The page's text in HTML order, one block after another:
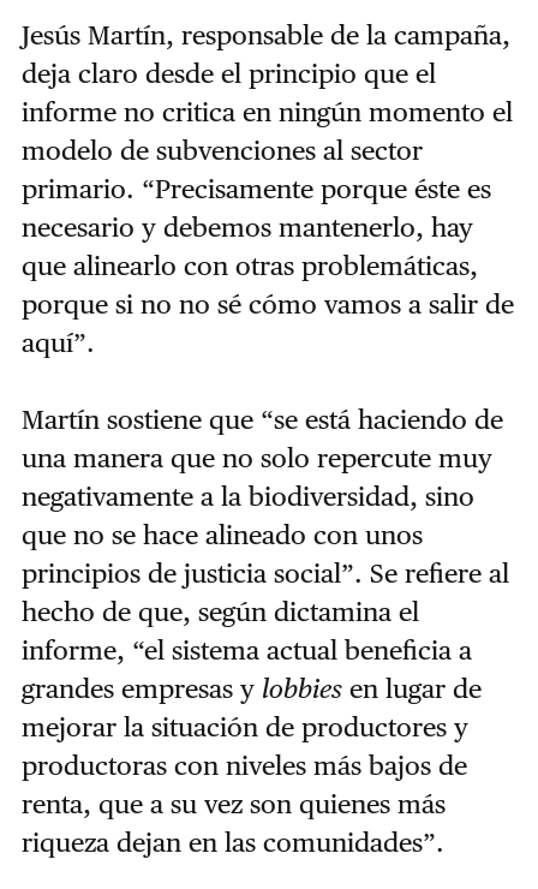
Jesús Martín, responsable de la campaña,
deja claro desde el principio que el
informe no critica en ningún momento el
modelo de subvenciones al sector
primario. “Precisamente porque éste es
necesario y debemos mantenerlo, hay
que alinearlo con otras problemáticas,
porque si no no sé cómo vamos a salir de
aquí”.
Martín sostiene que “se está haciendo de
una manera que no solo repercute muy
negativamente a la biodiversidad, sino
que no se hace alineado con unos
principios de justicia social”. Se refiere al
hecho de que, según dictamina el
informe, “el sistema actual beneficia a
grandes empresas y lobbiesen lugar de
mejorar la situación de productores y
productoras con niveles más bajos de
renta, que a su vez son quienes más
riqueza dejan en las comunidades”.